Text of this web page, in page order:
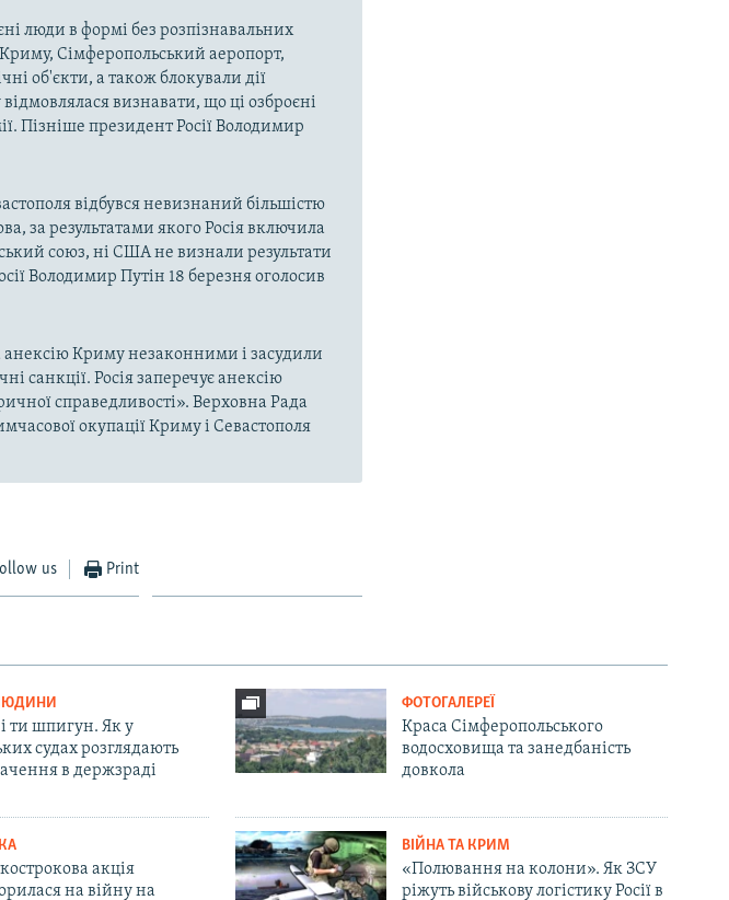
люди в формі без розпізнавальних
Сімферопольський аеропорт,
об'єкти, а також блокували дії
визнавати, що ці озброєні
Пізніше президент Росії Володимир
відбувся невизнаний більшістю
за результатами якого Росія включила
союз, ні США не визнали результати
Володимир Путін 18 березня оголосив
анексію Криму незаконними і засудили
санкції. Росія заперечує анексію
справедливості». Верховна Рада
окупації Криму і Севастополя
us Print
ти шпигун. Як у
судах розглядають
в держзраді
ФОТОГАЛЕРЕЇ
Краса Сімферопольського
водосховища та занедбаність
довкола
акція
на війну на
ВІЙНА ТА КРИМ
«Полювання на колони». Як ЗСУ
ріжуть військову логістику Росії в